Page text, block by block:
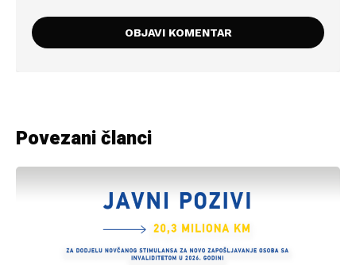
Povezani članci